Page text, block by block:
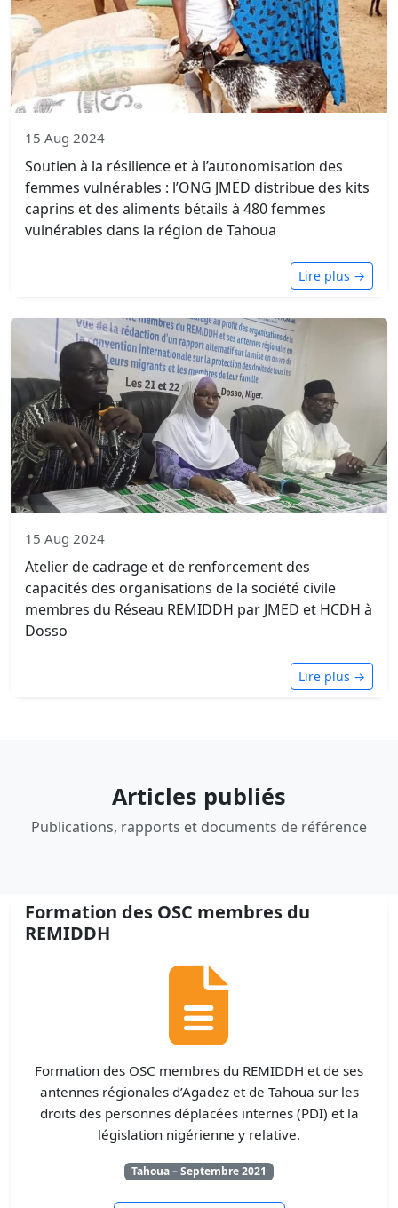
15 Aug 2024
Soutien à la résilience et à l’autonomisation des
femmes vulnérables : l’ONG JMED distribue des kits
caprins et des aliments bétails à 480 femmes
vulnérables dans la région de Tahoua
Lire plus →
15 Aug 2024
Atelier de cadrage et de renforcement des
capacités des organisations de la société civile
membres du Réseau REMIDDH par JMED et HCDH à
Dosso
Lire plus →
Articles publiés
Publications, rapports et documents de référence
Formation des OSC membres du
REMIDDH
Formation des OSC membres du REMIDDH et de ses
antennes régionales d’Agadez et de Tahoua sur les
droits des personnes déplacées internes (PDI) et la
législation nigérienne y relative.
Tahoua – Septembre 2021